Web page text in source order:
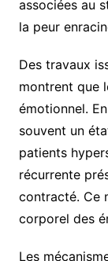
associées au
la peur
Des travaux
montrent que
émotionnel.
souvent un
patients
récurrente
contracté. Ce
corporel des
Les